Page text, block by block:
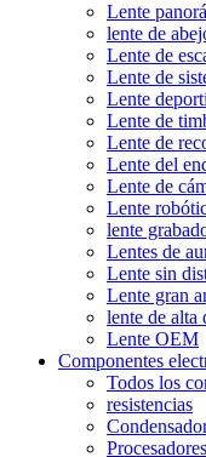
Lente
lente de
Lente de
Lente de
Lente
Lente de
Lente de
Lente del
Lente de
Lente
lente
Lentes de
Lente sin
Lente gran
lente de alta
Lente OEM
Componentes
Todos los
resistencias